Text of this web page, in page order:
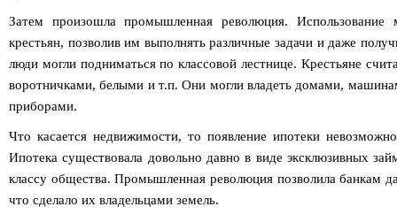
Затем произошла промышленная революция. Использование
крестьян, позволив им выполнять различные задачи и даже
люди могли подниматься по классовой лестнице. Крестьяне
воротничками, белыми и т.п. Они могли владеть домами,
приборами.
Что касается недвижимости, то появление ипотеки
Ипотека существовала довольно давно в виде эксклюзивных
классу общества. Промышленная революция позволила банкам
что сделало их владельцами земель.